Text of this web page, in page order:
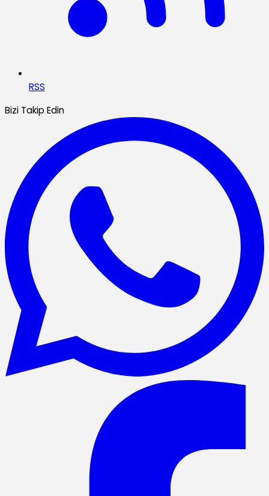
RSS
Bizi Takip Edin